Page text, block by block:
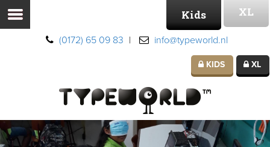
(0172) 65 09 83 | info@typeworld.nl
Kids XL
KIDS XL